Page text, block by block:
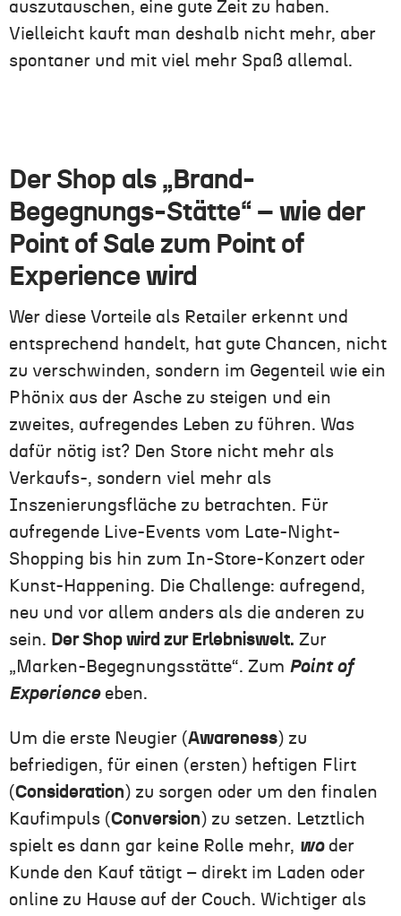
auszutauschen, eine gute Zeit zu haben.
Vielleicht kauft man deshalb nicht mehr, aber
spontaner und mit viel mehr Spaß allemal.
Der Shop als „Brand-
Begegnungs-Stätte“ – wie der
Point of Sale zum Point of
Experience wird
Wer diese Vorteile als Retailer erkennt und
entsprechend handelt, hat gute Chancen, nicht
zu verschwinden, sondern im Gegenteil wie ein
Phönix aus der Asche zu steigen und ein
zweites, aufregendes Leben zu führen. Was
dafür nötig ist? Den Store nicht mehr als
Verkaufs-, sondern viel mehr als
Inszenierungsfläche zu betrachten. Für
aufregende Live-Events vom Late-Night-
Shopping bis hin zum In-Store-Konzert oder
Kunst-Happening. Die Challenge: aufregend,
neu und vor allem anders als die anderen zu
sein. Der Shop wird zur Erlebniswelt. Zur
„Marken-Begegnungsstätte“. Zum Point of
Experienceeben.
Um die erste Neugier (Awareness) zu
befriedigen, für einen (ersten) heftigen Flirt
(Consideration) zu sorgen oder um den finalen
Kaufimpuls (Conversion) zu setzen. Letztlich
spielt es dann gar keine Rolle mehr, woder
Kunde den Kauf tätigt – direkt im Laden oder
online zu Hause auf der Couch. Wichtiger als